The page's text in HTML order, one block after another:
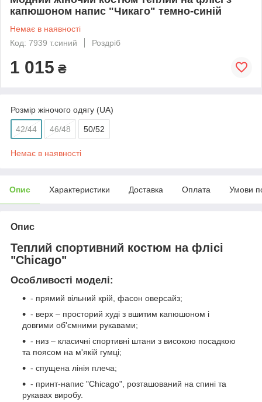
капюшоном напис "Чикаго" темно-синій
Немає в наявності
Код: 7939 т.синий
Роздріб
1 015 ₴
Розмір жіночого одягу (UA)
42/44 46/48 50/52
Немає в наявності
Опис Характеристики Доставка Оплата Умови
Опис
Теплий спортивний костюм на флісі
"Chicago"
Особливості моделі:
- прямий вільний крій, фасон оверсайз;
- верх – просторий худі з вшитим капюшоном і
довгими об'ємними рукавами;
- низ – класичні спортивні штани з високою посадкою
та поясом на м'якій гумці;
- спущена лінія плеча;
- принт-напис "Chicago", розташований на спині та
рукавах виробу.